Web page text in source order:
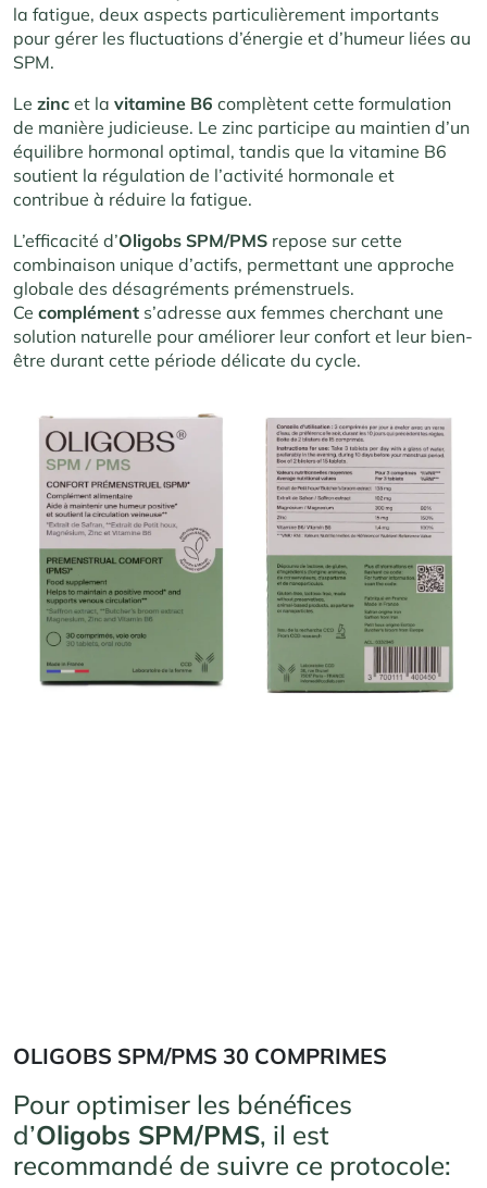
la fatigue, deux aspects particulièrement importants
pour gérer les fluctuations d’énergie et d’humeur liées au
SPM.
Le zinc et la vitamine B6 complètent cette formulation
de manière judicieuse. Le zinc participe au maintien d’un
équilibre hormonal optimal, tandis que la vitamine B6
soutient la régulation de l’activité hormonale et
contribue à réduire la fatigue.
L’efficacité d’Oligobs SPM/PMS repose sur cette
combinaison unique d’actifs, permettant une approche
globale des désagréments prémenstruels.
Ce complément s’adresse aux femmes cherchant une
solution naturelle pour améliorer leur confort et leur bien-
être durant cette période délicate du cycle.
OLIGOBS SPM/PMS 30 COMPRIMES
Pour optimiser les bénéfices
d’Oligobs SPM/PMS, il est
recommandé de suivre ce protocole: